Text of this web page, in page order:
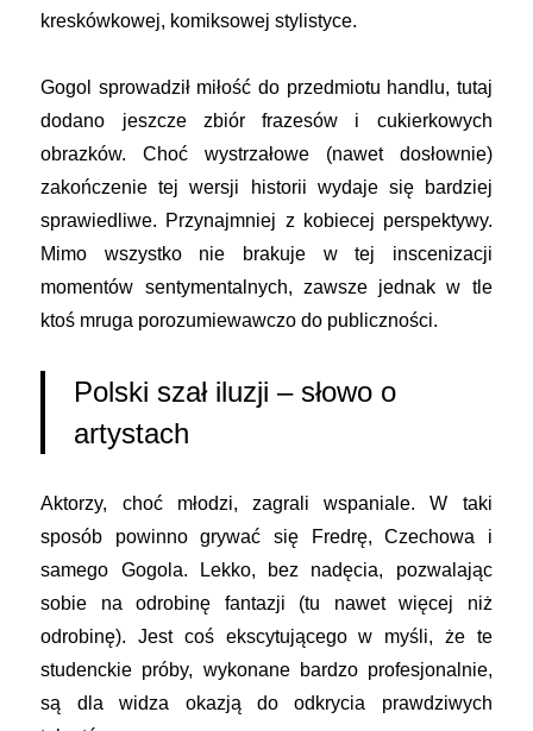
kreskówkowej, komiksowej stylistyce.
Gogol sprowadził miłość do przedmiotu handlu, tutaj
dodano jeszcze zbiór frazesów i cukierkowych
obrazków. Choć wystrzałowe (nawet dosłownie)
zakończenie tej wersji historii wydaje się bardziej
sprawiedliwe. Przynajmniej z kobiecej perspektywy.
Mimo wszystko nie brakuje w tej inscenizacji
momentów sentymentalnych, zawsze jednak w tle
ktoś mruga porozumiewawczo do publiczności.
Polski szał iluzji – słowo o
artystach
Aktorzy, choć młodzi, zagrali wspaniale. W taki
sposób powinno grywać się Fredrę, Czechowa i
samego Gogola. Lekko, bez nadęcia, pozwalając
sobie na odrobinę fantazji (tu nawet więcej niż
odrobinę). Jest coś ekscytującego w myśli, że te
studenckie próby, wykonane bardzo profesjonalnie,
są dla widza okazją do odkrycia prawdziwych